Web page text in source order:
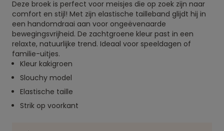
Deze broek is perfect voor meisjes die op zoek zijn naar
comfort en stijl! Met zijn elastische tailleband glijdt hij in
een handomdraai aan voor ongeëvenaarde
bewegingsvrijheid. De zachtgroene kleur past in een
relaxte, natuurlijke trend. Ideaal voor speeldagen of
familie-uitjes.
Kleur kakigroen
Slouchy model
Elastische taille
Strik op voorkant